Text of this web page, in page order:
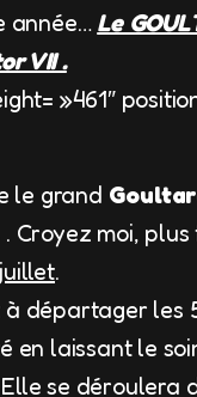
année… Le
VII .
»461″
le grand
moi, plus
.
départager les
en laissant le
se déroulera